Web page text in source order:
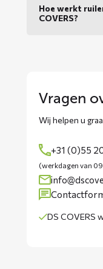
Hoe werkt
COVERS?
Vragen
Wij helpen u
+31 (0)55
(werkdagen van
DS COVERS